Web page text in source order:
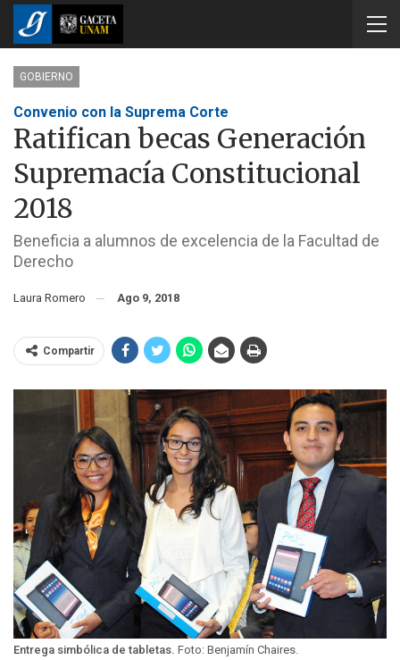
GOBIERNO
Convenio con la Suprema Corte
Ratifican becas Generación
Supremacía Constitucional
2018
Beneficia a alumnos de excelencia de la Facultad de
Derecho
Laura Romero Ago 9, 2018
Compartir
Entrega simbólica de tabletas. Foto: Benjamín Chaires.